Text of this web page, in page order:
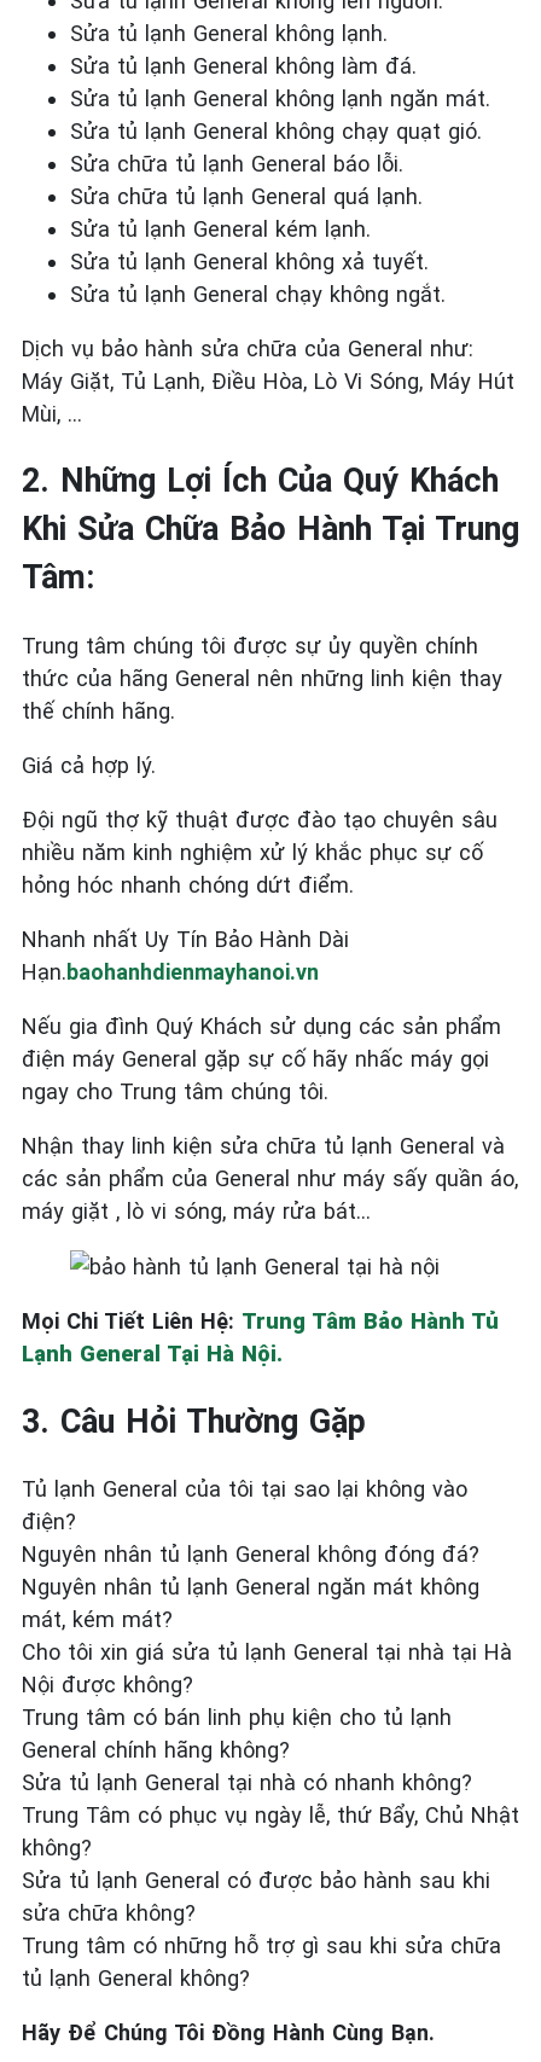
Sửa tủ lạnh General không lạnh.
Sửa tủ lạnh General không làm đá.
Sửa tủ lạnh General không lạnh ngăn mát.
Sửa tủ lạnh General không chạy quạt gió.
Sửa chữa tủ lạnh General báo lỗi.
Sửa chữa tủ lạnh General quá lạnh.
Sửa tủ lạnh General kém lạnh.
Sửa tủ lạnh General không xả tuyết.
Sửa tủ lạnh General chạy không ngắt.
Dịch vụ bảo hành sửa chữa của General như:
Máy Giặt, Tủ Lạnh, Điều Hòa, Lò Vi Sóng, Máy Hút
Mùi, …
2. Những Lợi Ích Của Quý Khách
Khi Sửa Chữa Bảo Hành Tại Trung
Tâm:
Trung tâm chúng tôi được sự ủy quyền chính
thức của hãng General nên những linh kiện thay
thế chính hãng.
Giá cả hợp lý.
Đội ngũ thợ kỹ thuật được đào tạo chuyên sâu
nhiều năm kinh nghiệm xử lý khắc phục sự cố
hỏng hóc nhanh chóng dứt điểm.
Nhanh nhất Uy Tín Bảo Hành Dài
Hạn.baohanhdienmayhanoi.vn
Nếu gia đình Quý Khách sử dụng các sản phẩm
điện máy General gặp sự cố hãy nhấc máy gọi
ngay cho Trung tâm chúng tôi.
Nhận thay linh kiện sửa chữa tủ lạnh General và
các sản phẩm của General như máy sấy quần áo,
máy giặt , lò vi sóng, máy rửa bát…
Mọi Chi Tiết Liên Hệ: Trung Tâm Bảo Hành Tủ
Lạnh General Tại Hà Nội.
3. Câu Hỏi Thường Gặp
Tủ lạnh General của tôi tại sao lại không vào
điện?
Nguyên nhân tủ lạnh General không đóng đá?
Nguyên nhân tủ lạnh General ngăn mát không
mát, kém mát?
Cho tôi xin giá sửa tủ lạnh General tại nhà tại Hà
Nội được không?
Trung tâm có bán linh phụ kiện cho tủ lạnh
General chính hãng không?
Sửa tủ lạnh General tại nhà có nhanh không?
Trung Tâm có phục vụ ngày lễ, thứ Bẩy, Chủ Nhật
không?
Sửa tủ lạnh General có được bảo hành sau khi
sửa chữa không?
Trung tâm có những hỗ trợ gì sau khi sửa chữa
tủ lạnh General không?
Hãy Để Chúng Tôi Đồng Hành Cùng Bạn.